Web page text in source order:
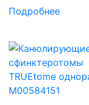
Подробнее